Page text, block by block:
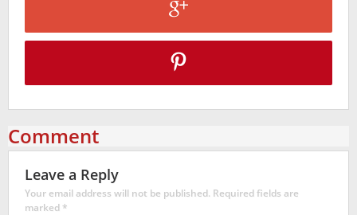
Comment
Leave a Reply
Your email address will not be published. Required fields are
marked*